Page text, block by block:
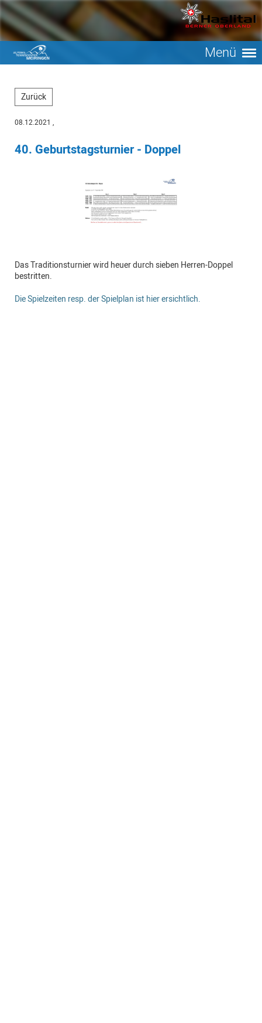
Menü
Zurück
08.12.2021 ,
40. Geburtstagsturnier - Doppel
Das Traditionsturnier wird heuer durch sieben Herren-Doppel
bestritten.
Die Spielzeiten resp. der Spielplan ist hier ersichtlich.